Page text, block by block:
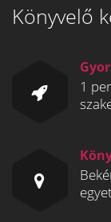
Könyvelő
1